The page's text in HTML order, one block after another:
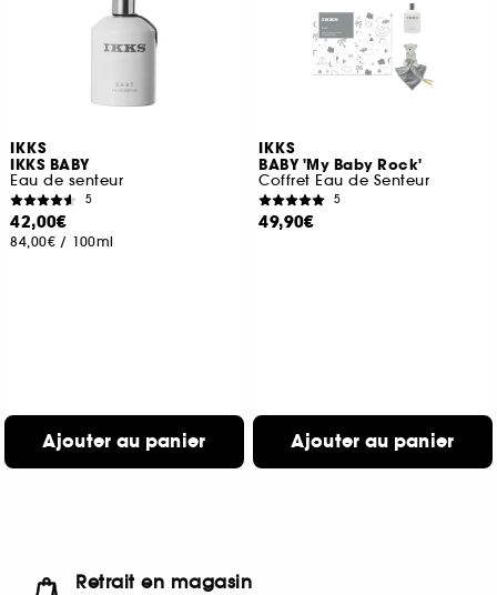
IKKS
IKKS BABY
Eau de senteur
5
42,00€
84,00€ / 100ml
Ajouter au panier
IKKS
BABY 'My Baby Rock'
Coffret Eau de Senteur
5
49,90€
Ajouter au panier
Retrait en magasin